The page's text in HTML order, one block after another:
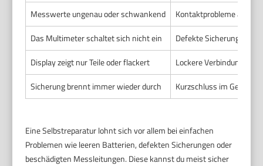
Messwerte ungenau oder schwankend
Kontaktprobleme an
Das Multimeter schaltet sich nicht ein
Defekte Sicherung,
Display zeigt nur Teile oder flackert
Lockere Verbindungen
Sicherung brennt immer wieder durch
Kurzschluss im Gerät
Eine Selbstreparatur lohnt sich vor allem bei einfachen
Problemen wie leeren Batterien, defekten Sicherungen oder
beschädigten Messleitungen. Diese kannst du meist sicher